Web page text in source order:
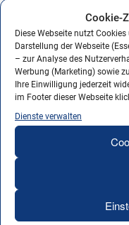
Cookie-
Diese Webseite nutzt
Darstellung der Webseite
– zur Analyse des
Werbung (Marketing) sowie
Ihre Einwilligung jederzeit
im Footer dieser Webseite
Dienste verwalten
Inhalttipps-
← Vorheriges